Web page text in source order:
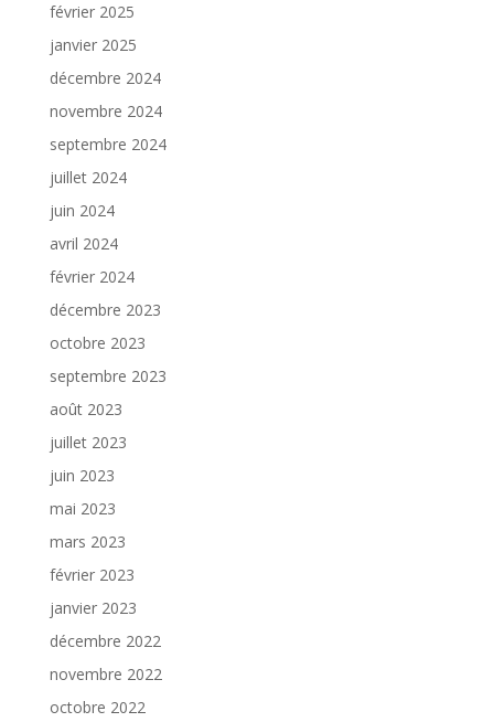
février 2025
janvier 2025
décembre 2024
novembre 2024
septembre 2024
juillet 2024
juin 2024
avril 2024
février 2024
décembre 2023
octobre 2023
septembre 2023
août 2023
juillet 2023
juin 2023
mai 2023
mars 2023
février 2023
janvier 2023
décembre 2022
novembre 2022
octobre 2022